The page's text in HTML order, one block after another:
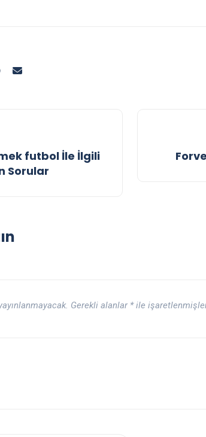
futbol İle İlgili
Sorular
Gerekli alanlar *ile